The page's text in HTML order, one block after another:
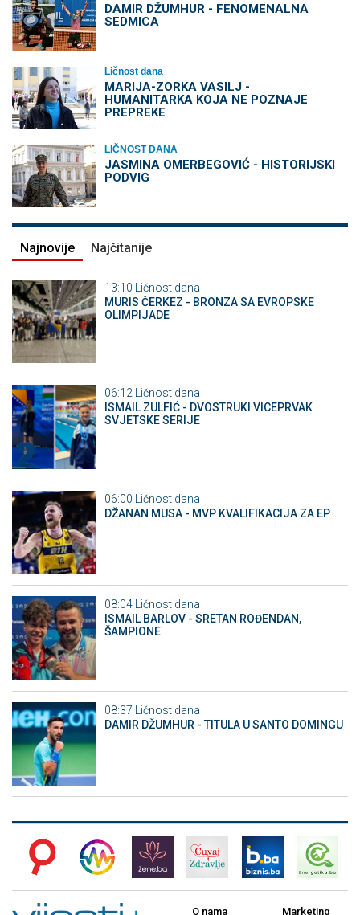
DAMIR DŽUMHUR - FENOMENALNA
SEDMICA
Ličnost dana
MARIJA-ZORKA VASILJ -
HUMANITARKA KOJA NE POZNAJE
PREPREKE
LIČNOST DANA
JASMINA OMERBEGOVIĆ - HISTORIJSKI
PODVIG
Najnovije Najčitanije
13:10 Ličnost dana
MURIS ČERKEZ - BRONZA SA EVROPSKE
OLIMPIJADE
06:12
Ličnost dana
ISMAIL ZULFIĆ - DVOSTRUKI VICEPRVAK
SVJETSKE SERIJE
06:00 Ličnost dana
DŽANAN MUSA - MVP KVALIFIKACIJA ZA EP
08:04
Ličnost dana
ISMAIL BARLOV - SRETAN ROĐENDAN,
ŠAMPIONE
08:37 Ličnost dana
DAMIR DŽUMHUR - TITULA U SANTO DOMINGU
O nama Marketing